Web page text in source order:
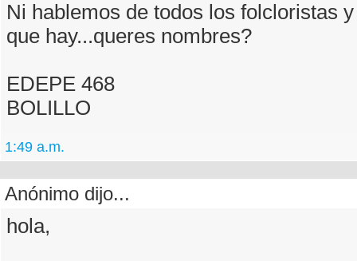
Ni hablemos de todos los folcloristas
que hay...queres nombres?
EDEPE 468
BOLILLO
1:49 a.m.
Anónimo dijo...
hola,